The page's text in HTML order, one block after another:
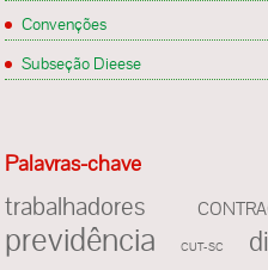
Convenções
Subseção Dieese
Palavras-chave
trabalhadores
previdência
CUT-SC